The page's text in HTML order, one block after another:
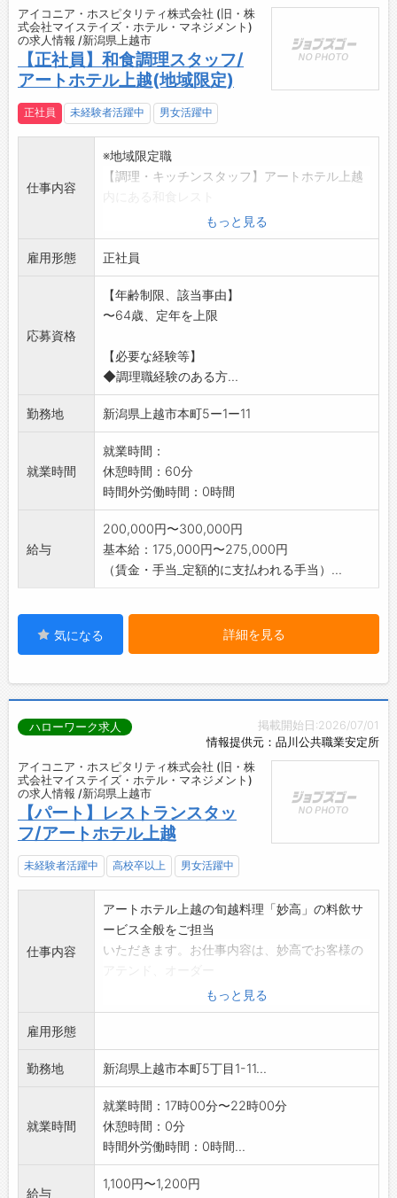
アイコニア・ホスピタリティ株式会社 (旧・株
式会社マイステイズ・ホテル・マネジメント)
の求人情報 /新潟県上越市
【正社員】和食調理スタッフ/
アートホテル上越(地域限定)
正社員 未経験者活躍中 男女活躍中
仕事内容
※地域限定職
【調理・キッチンスタッフ】アートホテル上越
ラン・宴会・婚礼などでの和食調理全般のお仕
事です(正社員)。
スキルや経験に応じて、仕込みから盛り付けま
での様々な調理業務
、メニュー開発、原価管理、売上管理、アルバ
イトスタッフの指導
変更の範囲:なし
もっと見る
雇用形態 正社員
応募資格
【年齢制限、該当事由】
〜64歳、定年を上限
【必要な経験等】
◆調理職経験のある方...
勤務地 新潟県上越市本町5ー1ー11
就業時間
就業時間：
休憩時間：60分
時間外労働時間：0時間
給与
200,000円〜300,000円
基本給：175,000円〜275,000円
（賃金・手当_定額的に支払われる手当）...
気になる 詳細を見る
掲載開始日:2026/07/01
情報提供元：品川公共職業安定所
ハローワーク求人
アイコニア・ホスピタリティ株式会社 (旧・株
式会社マイステイズ・ホテル・マネジメント)
の求人情報 /新潟県上越市
【パート】レストランスタッ
フ/アートホテル上越
未経験者活躍中 高校卒以上 男女活躍中
仕事内容
アートホテル上越の旬越料理「妙高」の料飲サ
ービス全般をご担当
いただきます。お仕事内容は、妙高でお客様の
、飲食サービス、片付け、テーブルセッティン
グ、など。お客様が
ピタリティ溢れるお
仕事をお願いいたします。
変更の範囲:なし
もっと見る
雇用形態
勤務地 新潟県上越市本町5丁目1-11...
就業時間
就業時間：17時00分〜22時00分
休憩時間：0分
時間外労働時間：0時間...
給与
1,100円〜1,200円